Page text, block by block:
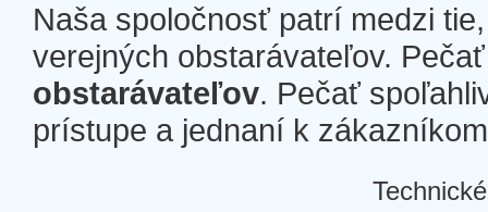
Naša spoločnosť patrí medzi
verejných obstarávateľov.
obstarávateľov. Pečať
prístupe a jednaní k